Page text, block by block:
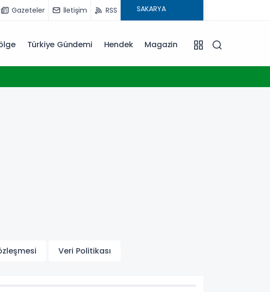
Gazeteler İletişim RSS
Türkiye Gündemi Hendek Magazin
Veri Politikası